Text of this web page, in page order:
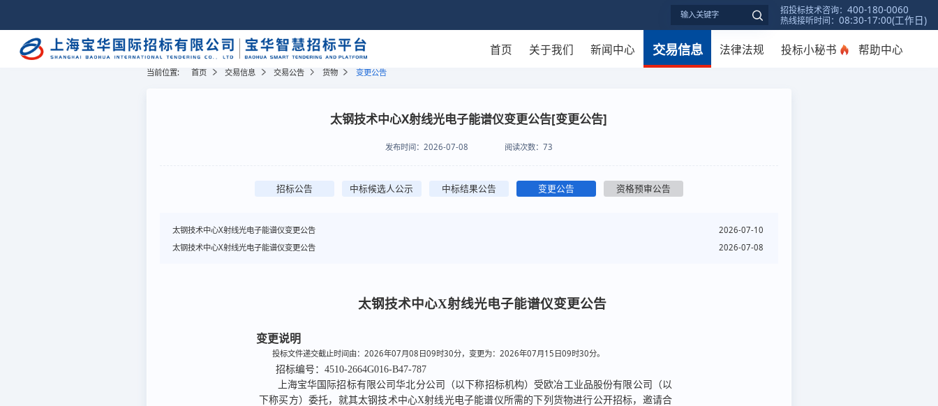
招投标技术咨询：400-180-0060
热线接听时间：08:30-17:00(工作日)
首页 关于我们 新闻中心 交易信息 法律法规 投标小秘书 帮助中心
当前位置: 首页 交易信息 交易公告 货物 变更公告
太钢技术中心X射线光电子能谱仪变更公告[变更公告]
发布时间： 2026-07-08 阅读次数： 73
招标公告 中标候选人公示 中标结果公告 变更公告 资格预审公告
2026-07-10
太钢技术中心X射线光电子能谱仪变更公告
2026-07-08
太钢技术中心X射线光电子能谱仪变更公告
太钢技术中心X射线光电子能谱仪变更公告
变更说明
投标文件递交截止时间由：2026年07月08日09时30分，变更为：2026年07月15日09时30分。
招标编号： 4510-2664G016-B47-787
上海宝华国际招标有限公司华北分公司
（以下称招标机构）受 欧冶工业品股份有限公司
（以
下称买方）委托，就其太钢技术中心X射线光电子能谱仪所需的下列货物进行公开招标， 邀请合